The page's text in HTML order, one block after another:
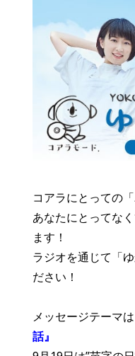
コアラにとっての
あなたにとってな
ます！
ラジオを通じて「
ださい！
メッセージテーマは
話』